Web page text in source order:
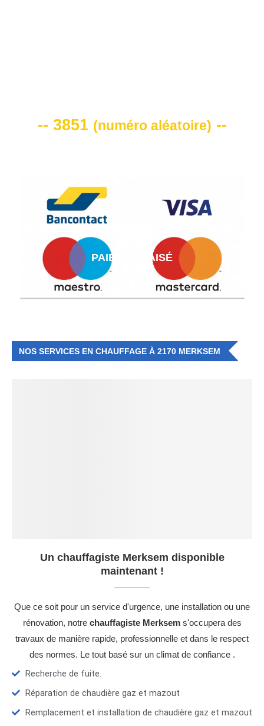
-- 3851 (numéro aléatoire) --
PAIEMENT AISÉ
NOS SERVICES EN CHAUFFAGE À 2170 MERKSEM
Un chauffagiste Merksem disponible
maintenant !
Que ce soit pour un service d'urgence, une installation ou une
rénovation, notre chauffagiste Merksems'occupera des
travaux de manière rapide, professionnelle et dans le respect
des normes. Le tout basé sur un climat de confiance .
Recherche de fuite.
Réparation de chaudière gaz et mazout
Remplacement et installation de chaudière gaz et mazout